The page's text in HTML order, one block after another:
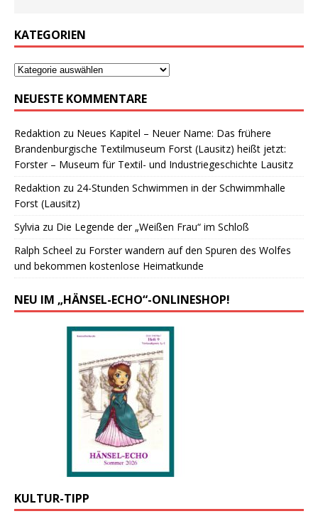
KATEGORIEN
NEUESTE KOMMENTARE
Redaktion zu Neues Kapitel – Neuer Name: Das frühere
Brandenburgische Textilmuseum Forst (Lausitz) heißt jetzt:
Forster – Museum für Textil- und Industriegeschichte Lausitz
Redaktion zu 24-Stunden Schwimmen in der Schwimmhalle
Forst (Lausitz)
Sylvia zu Die Legende der „Weißen Frau“ im Schloß
Ralph Scheel zu Forster wandern auf den Spuren des Wolfes
und bekommen kostenlose Heimatkunde
NEU IM „HÄNSEL-ECHO“-ONLINESHOP!
KULTUR-TIPP